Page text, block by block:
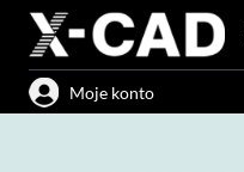
Przejdź
treści
Moje konto